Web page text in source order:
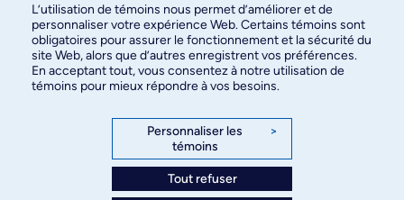
Services
FAQ
Nous joindre
Faculté de médecine, Université de Montréal, 2026. Tous
L’utilisation de témoins nous permet d’améliorer et de
personnaliser votre expérience Web. Certains témoins sont
obligatoires pour assurer le fonctionnement et la sécurité du
site Web, alors que d’autres enregistrent vos préférences.
En acceptant tout, vous consentez à notre utilisation de
témoins pour mieux répondre à vos besoins.
Personnaliser les
témoins
>
Tout refuser